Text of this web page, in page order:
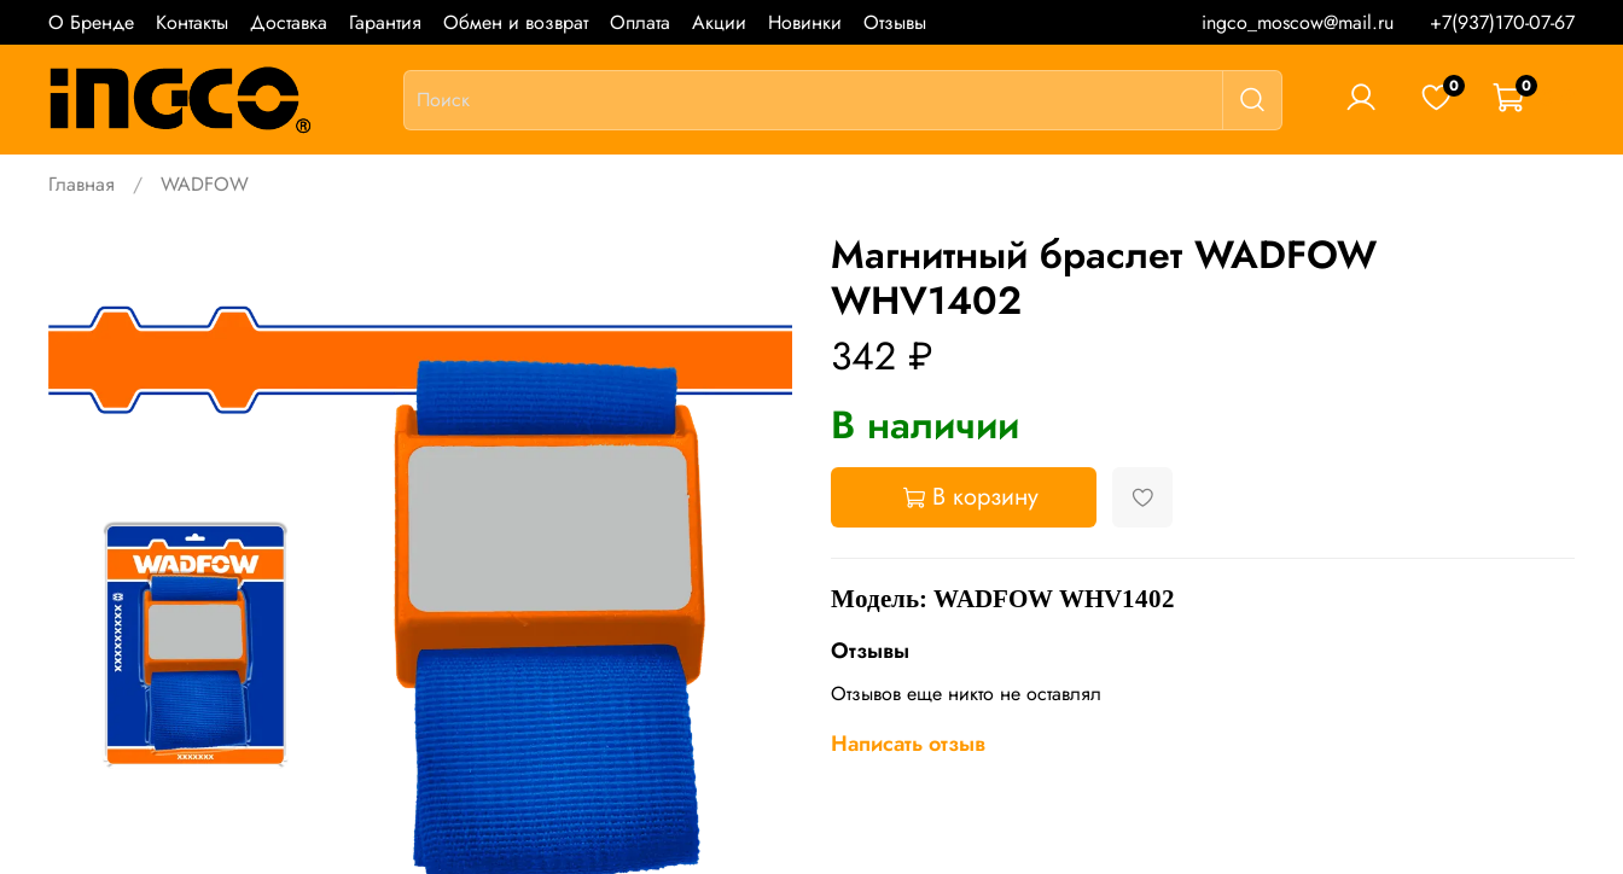
О Бренде Контакты Доставка Гарантия Обмен и возврат Оплата Акции Новинки Отзывы ingco_moscow@mail.ru +7(937)170-07-67
0 0
Главная WADFOW
Магнитный браслет WADFOW
WHV1402
342 ₽
В наличии
В корзину
Модель: WADFOW WHV1402
Отзывы
Отзывов еще никто не оставлял
Написать отзыв